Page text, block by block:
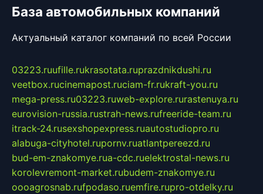
База автомобильных компаний
Актуальный каталог компаний по всей России
03223.ruufille.rukrasotata.ruprazdnikdushi.ru
veetbox.rucinemapost.ruciam-fr.rukraft-you.ru
mega-press.ru03223.ruweb-explore.rurastenuya.ru
eurovision-russia.rustrah-news.rufreeride-team.ru
itrack-24.rusexshopexpress.ruautostudiopro.ru
alabuga-cityhotel.rupornv.ruatlantpereezd.ru
bud-em-znakomye.rua-cdc.ruelektrostal-news.ru
korolevremont-market.rubudem-znakomye.ru
oooagrosnab.rufpodaso.ruemfire.rupro-otdelky.ru